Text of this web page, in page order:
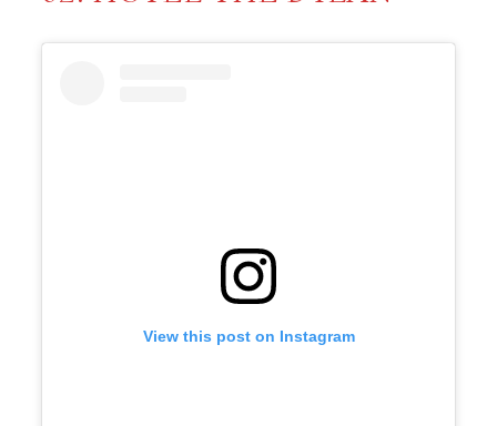
View this post on Instagram